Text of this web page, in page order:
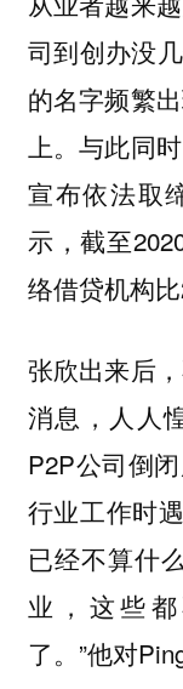
司到创办没
的名字频繁
上。与此同
宣布依法取
示，截至
络借贷机构
张欣出来后
消息，人人
P2P公司倒
行业工作时
已经不算什
业，这些
了。”他对